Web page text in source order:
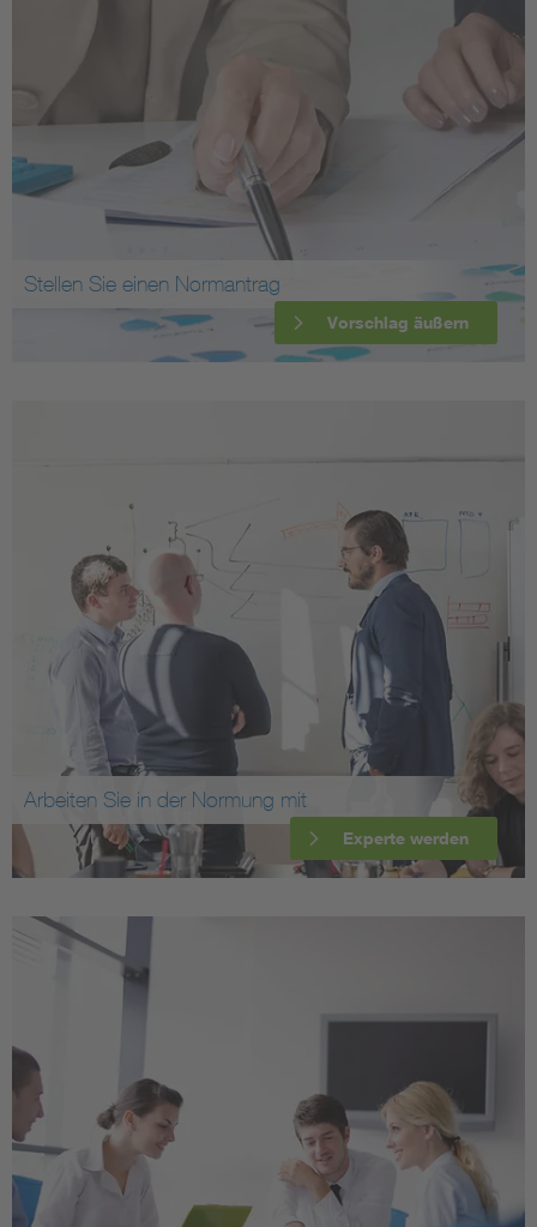
Stellen Sie einen Normantrag
Vorschlag äußern
Arbeiten Sie in der Normung mit
Experte werden